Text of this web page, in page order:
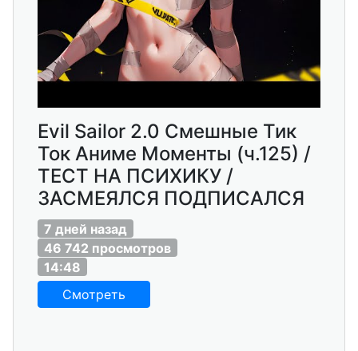
Еvil Sailor 2.0 Смешные Тик
Ток Аниме Моменты (ч.125) /
ТЕСТ НА ПСИХИКУ /
ЗАСМЕЯЛСЯ ПОДПИСАЛСЯ
7 дней назад
46 742 просмотров
14:48
Смотреть